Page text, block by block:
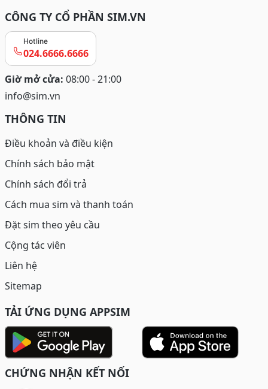
CÔNG TY CỔ PHẦN SIM.VN
Hotline
024.6666.6666
Giờ mở cửa: 08:00 - 21:00
info@sim.vn
THÔNG TIN
Điều khoản và điều kiện
Chính sách bảo mật
Chính sách đổi trả
Cách mua sim và thanh toán
Đặt sim theo yêu cầu
Cộng tác viên
Liên hệ
Sitemap
TẢI ỨNG DỤNG APPSIM
CHỨNG NHẬN KẾT NỐI